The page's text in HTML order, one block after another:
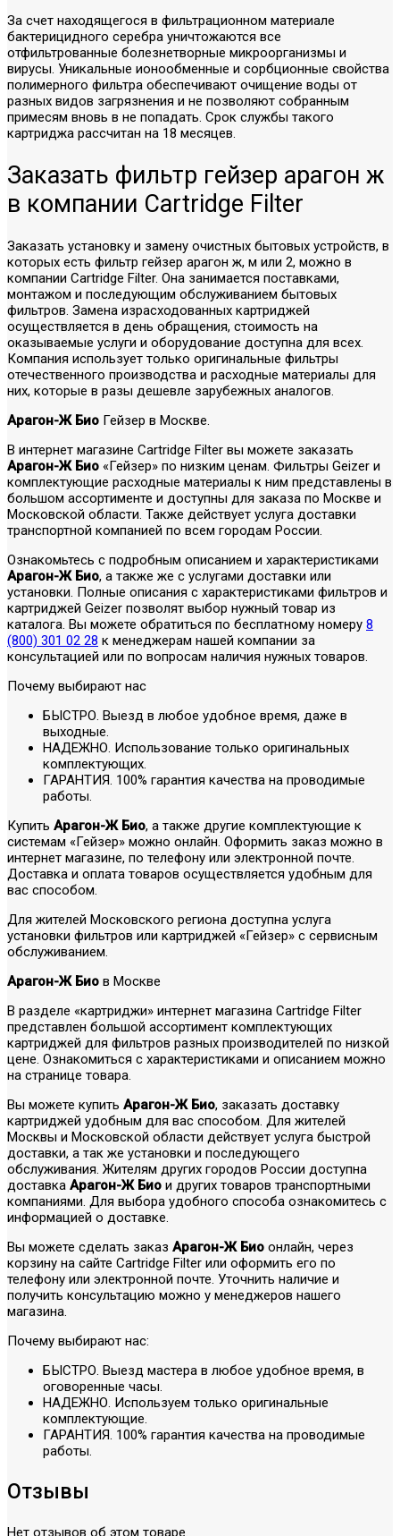
За счет находящегося в фильтрационном материале
бактерицидного серебра уничтожаются все
отфильтрованные болезнетворные микроорганизмы и
вирусы. Уникальные ионообменные и сорбционные свойства
полимерного фильтра обеспечивают очищение воды от
разных видов загрязнения и не позволяют собранным
примесям вновь в не попадать. Срок службы такого
картриджа рассчитан на 18 месяцев.
Заказать фильтр гейзер арагон ж
в компании Cartridge Filter
Заказать установку и замену очистных бытовых устройств, в
которых есть фильтр гейзер арагон ж, м или 2, можно в
компании Cartridge Filter. Она занимается поставками,
монтажом и последующим обслуживанием бытовых
фильтров. Замена израсходованных картриджей
осуществляется в день обращения, стоимость на
оказываемые услуги и оборудование доступна для всех.
Компания использует только оригинальные фильтры
отечественного производства и расходные материалы для
них, которые в разы дешевле зарубежных аналогов.
Арагон-Ж Био Гейзер в Москве.
В интернет магазине Cartridge Filter вы можете заказать
Арагон-Ж Био «Гейзер» по низким ценам. Фильтры Geizer и
комплектующие расходные материалы к ним представлены в
большом ассортименте и доступны для заказа по Москве и
Московской области. Также действует услуга доставки
транспортной компанией по всем городам России.
Ознакомьтесь с подробным описанием и характеристиками
Арагон-Ж Био, а также же с услугами доставки или
установки. Полные описания с характеристиками фильтров и
картриджей Geizer позволят выбор нужный товар из
каталога. Вы можете обратиться по бесплатному номеру 8
(800) 301 02 28 к менеджерам нашей компании за
консультацией или по вопросам наличия нужных товаров.
Почему выбирают нас
БЫСТРО. Выезд в любое удобное время, даже в
выходные.
НАДЕЖНО. Использование только оригинальных
комплектующих.
ГАРАНТИЯ. 100% гарантия качества на проводимые
работы.
Купить Арагон-Ж Био, а также другие комплектующие к
системам «Гейзер» можно онлайн. Оформить заказ можно в
интернет магазине, по телефону или электронной почте.
Доставка и оплата товаров осуществляется удобным для
вас способом.
Для жителей Московского региона доступна услуга
установки фильтров или картриджей «Гейзер» с сервисным
обслуживанием.
Арагон-Ж Био в Москве
В разделе «картриджи» интернет магазина Cartridge Filter
представлен большой ассортимент комплектующих
картриджей для фильтров разных производителей по низкой
цене. Ознакомиться с характеристиками и описанием можно
на странице товара.
Вы можете купить Арагон-Ж Био, заказать доставку
картриджей удобным для вас способом. Для жителей
Москвы и Московской области действует услуга быстрой
доставки, а так же установки и последующего
обслуживания. Жителям других городов России доступна
доставка Арагон-Ж Био и других товаров транспортными
компаниями. Для выбора удобного способа ознакомитесь с
информацией о доставке.
Вы можете сделать заказ Арагон-Ж Био онлайн, через
корзину на сайте Cartridge Filter или оформить его по
телефону или электронной почте. Уточнить наличие и
получить консультацию можно у менеджеров нашего
магазина.
Почему выбирают нас:
БЫСТРО. Выезд мастера в любое удобное время, в
оговоренные часы.
НАДЕЖНО. Используем только оригинальные
комплектующие.
ГАРАНТИЯ. 100% гарантия качества на проводимые
работы.
Отзывы